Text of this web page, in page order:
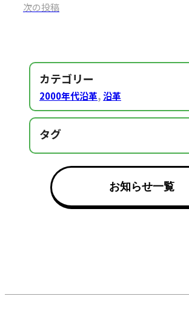
次の投稿
カテゴリー
2000年代沿革,沿革
タグ
お知らせ一覧